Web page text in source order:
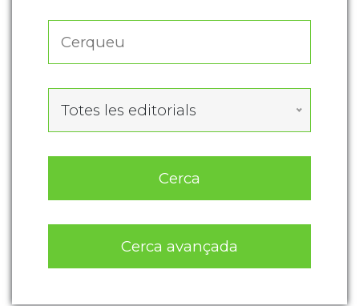
Totes les editorials
Cerca
Cerca avançada